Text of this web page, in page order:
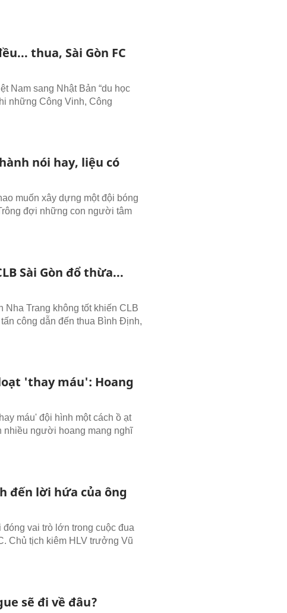
thua, Sài Gòn FC
Nam sang Nhật Bản “du học
những Công Vinh, Công
nói hay, liệu có
muốn xây dựng một đội bóng
đợi những con người tâm
Sài Gòn đổ thừa...
Nha Trang không tốt khiến CLB
công dẫn đến thua Bình Định,
loạt 'thay máu': Hoang
máu' đội hình một cách ồ ạt
nhiều người hoang mang nghĩ
đến lời hứa của ông
vai trò lớn trong cuộc đua
Chủ tịch kiêm HLV trưởng Vũ
sẽ đi về đâu?